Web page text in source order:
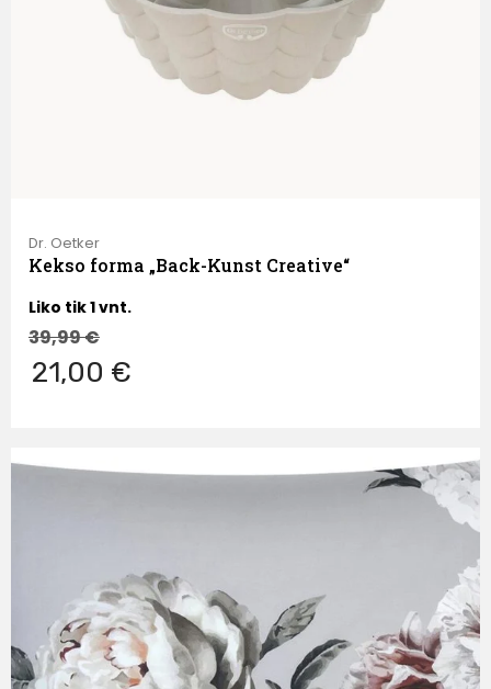
Dr. Oetker
Kekso forma „Back-Kunst Creative“
Liko tik 1 vnt.
39,99€
21,00 €